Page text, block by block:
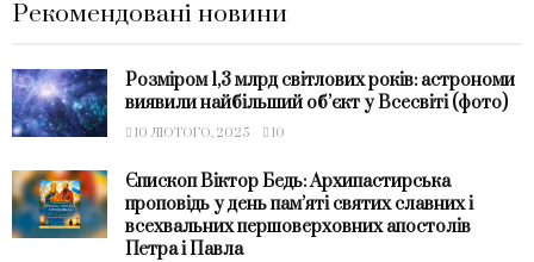
Рекомендовані новини
Розміром 1,3 млрд світлових років: астрономи
виявили найбільший об’єкт у Всесвіті (фото)
10 ЛЮТОГО, 2025 10
Єпископ Віктор Бедь: Архипастирська
проповідь у день пам’яті святих славних і
всехвальних першоверховних апостолів
Петра і Павла